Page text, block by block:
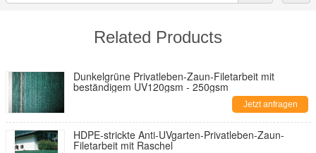
Related Products
Dunkelgrüne Privatleben-Zaun-Filetarbeit mit
beständigem UV120gsm - 250gsm
Jetzt anfragen
HDPE-strickte Anti-UVgarten-Privatleben-Zaun-
Filetarbeit mit Raschel